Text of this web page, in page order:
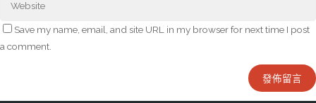
Save my name, email, and site URL in my browser for next time I post
a comment.